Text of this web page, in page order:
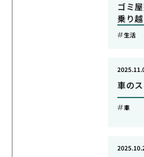
ゴミ
乗り
生活
車の
車